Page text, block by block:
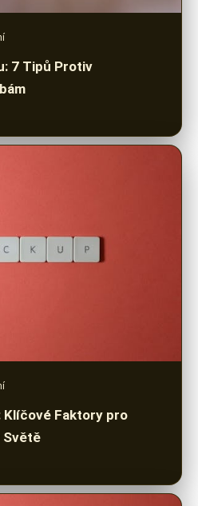
7 Tipů Protiv
Faktory pro
Světě